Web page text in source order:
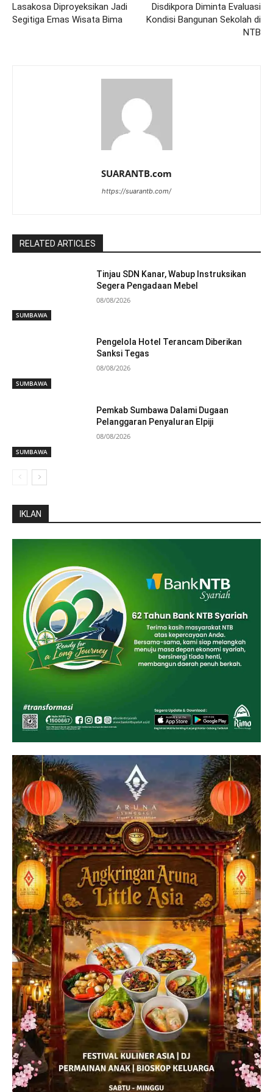
Lasakosa Diproyeksikan Jadi
Segitiga Emas Wisata Bima
Disdikpora Diminta Evaluasi
Kondisi Bangunan Sekolah di
NTB
SUARANTB.com
https://suarantb.com/
RELATED ARTICLES
SUMBAWA
Tinjau SDN Kanar, Wabup Instruksikan
Segera Pengadaan Mebel
08/08/2026
SUMBAWA
Pengelola Hotel Terancam Diberikan
Sanksi Tegas
08/08/2026
SUMBAWA
Pemkab Sumbawa Dalami Dugaan
Pelanggaran Penyaluran Elpiji
08/08/2026
IKLAN